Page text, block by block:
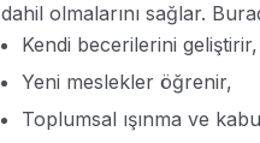
dahil olmalarını sağlar.
Kendi becerilerini geliştirir,
Yeni meslekler öğrenir,
Toplumsal ışınma ve